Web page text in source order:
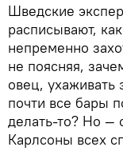
Шведские
расписывают,
непременно
не поясняя,
овец, ухаживать
почти все бары
делать-то? Но —
Карлсоны всех